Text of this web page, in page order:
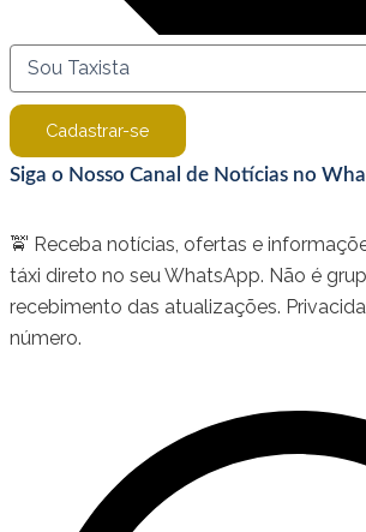
Cadastrar-se
Siga o Nosso Canal de Notícias no
🚖 Receba notícias, ofertas e
táxi direto no seu WhatsApp. Não é
recebimento das atualizações.
número.